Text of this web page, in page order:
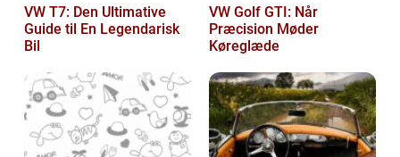
VW T7: Den Ultimative
Guide til En Legendarisk
Bil
VW Golf GTI: Når
Præcision Møder
Køreglæde